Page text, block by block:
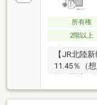
所有権
2階以上
【JR北陸
11.45％（
◎！